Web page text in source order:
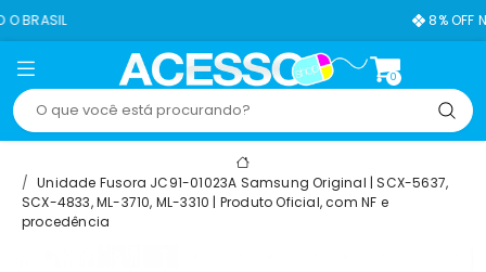
8% OFF NO PIX
0
Unidade Fusora JC91-01023A Samsung Original | SCX-5637,
SCX-4833, ML-3710, ML-3310 | Produto Oficial, com NF e
procedência